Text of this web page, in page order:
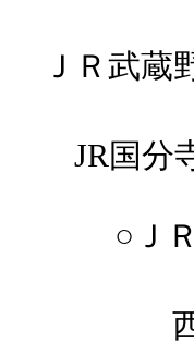
ＪＲ武蔵
JR国分
○Ｊ